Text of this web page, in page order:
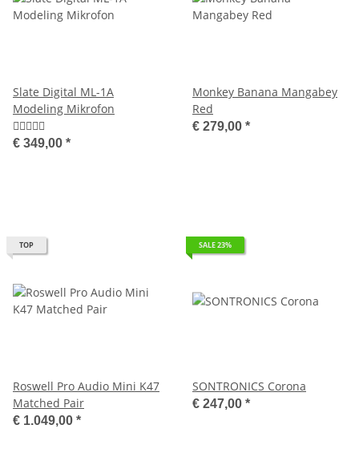
Slate Digital ML-1A
Modeling Mikrofon
€ 349,00 *
Monkey Banana Mangabey
Red
€ 279,00 *
TOP
Roswell Pro Audio Mini K47
Matched Pair
€ 1.049,00 *
SALE 23%
SONTRONICS Corona
€ 247,00 *